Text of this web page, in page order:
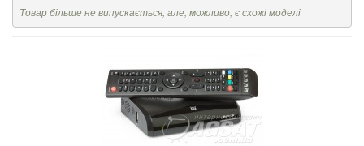
Товар більше не випускається, але, можливо, є схожі моделі